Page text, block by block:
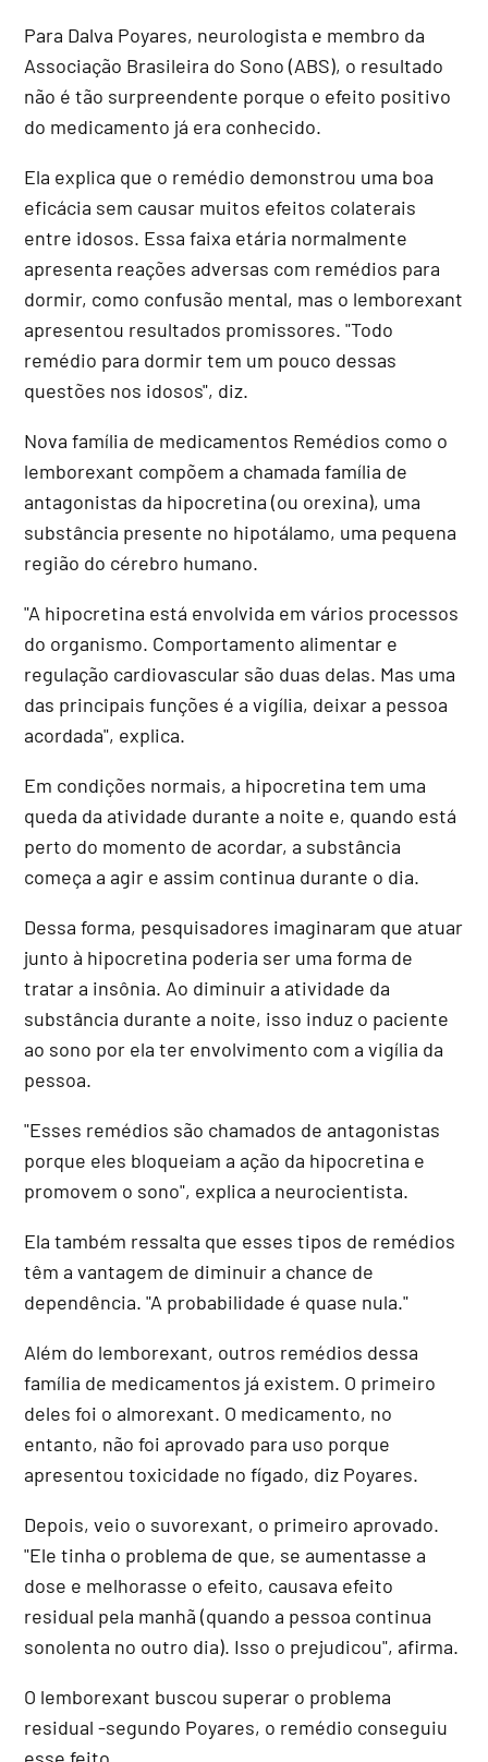
Para Dalva Poyares, neurologista e membro da
Associação Brasileira do Sono (ABS), o resultado
não é tão surpreendente porque o efeito positivo
do medicamento já era conhecido.
Ela explica que o remédio demonstrou uma boa
eficácia sem causar muitos efeitos colaterais
entre idosos. Essa faixa etária normalmente
apresenta reações adversas com remédios para
dormir, como confusão mental, mas o lemborexant
apresentou resultados promissores. "Todo
remédio para dormir tem um pouco dessas
questões nos idosos", diz.
Nova família de medicamentos Remédios como o
lemborexant compõem a chamada família de
antagonistas da hipocretina (ou orexina), uma
substância presente no hipotálamo, uma pequena
região do cérebro humano.
"A hipocretina está envolvida em vários processos
do organismo. Comportamento alimentar e
regulação cardiovascular são duas delas. Mas uma
das principais funções é a vigília, deixar a pessoa
acordada", explica.
Em condições normais, a hipocretina tem uma
queda da atividade durante a noite e, quando está
perto do momento de acordar, a substância
começa a agir e assim continua durante o dia.
Dessa forma, pesquisadores imaginaram que atuar
junto à hipocretina poderia ser uma forma de
tratar a insônia. Ao diminuir a atividade da
substância durante a noite, isso induz o paciente
ao sono por ela ter envolvimento com a vigília da
pessoa.
"Esses remédios são chamados de antagonistas
porque eles bloqueiam a ação da hipocretina e
promovem o sono", explica a neurocientista.
Ela também ressalta que esses tipos de remédios
têm a vantagem de diminuir a chance de
dependência. "A probabilidade é quase nula."
Além do lemborexant, outros remédios dessa
família de medicamentos já existem. O primeiro
deles foi o almorexant. O medicamento, no
entanto, não foi aprovado para uso porque
apresentou toxicidade no fígado, diz Poyares.
Depois, veio o suvorexant, o primeiro aprovado.
"Ele tinha o problema de que, se aumentasse a
dose e melhorasse o efeito, causava efeito
residual pela manhã (quando a pessoa continua
sonolenta no outro dia). Isso o prejudicou", afirma.
O lemborexant buscou superar o problema
residual -segundo Poyares, o remédio conseguiu